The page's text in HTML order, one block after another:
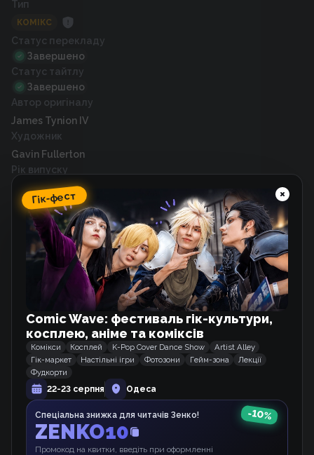
Тип
КОМІКС
Статус перекладу
Завершено
Статус тайтлу
Завершено
Автор оригіналу
James Tynion IV
Художник
Gavin Fullerton
Рік випуску
2022
Схожі тайтли
Моторошний кіт
Манґа
Вижити як покоївка в грі жахів
Фантомна Дорога
Комікс
Гік-фест
Comic Wave: фестиваль гік-культури,
косплею, аніме та коміксів
Комікси Косплей K-Pop Cover Dance Show
Artist Alley
Гік-маркет
Настільні ігри Фотозони Гейм-зона
Лекції
Фудкорти
22-23 серпня
Одеса
Спеціальна знижка для читачів Зенко!
ZENKO10
Промокод на квитки, введіть при оформленні
-10%